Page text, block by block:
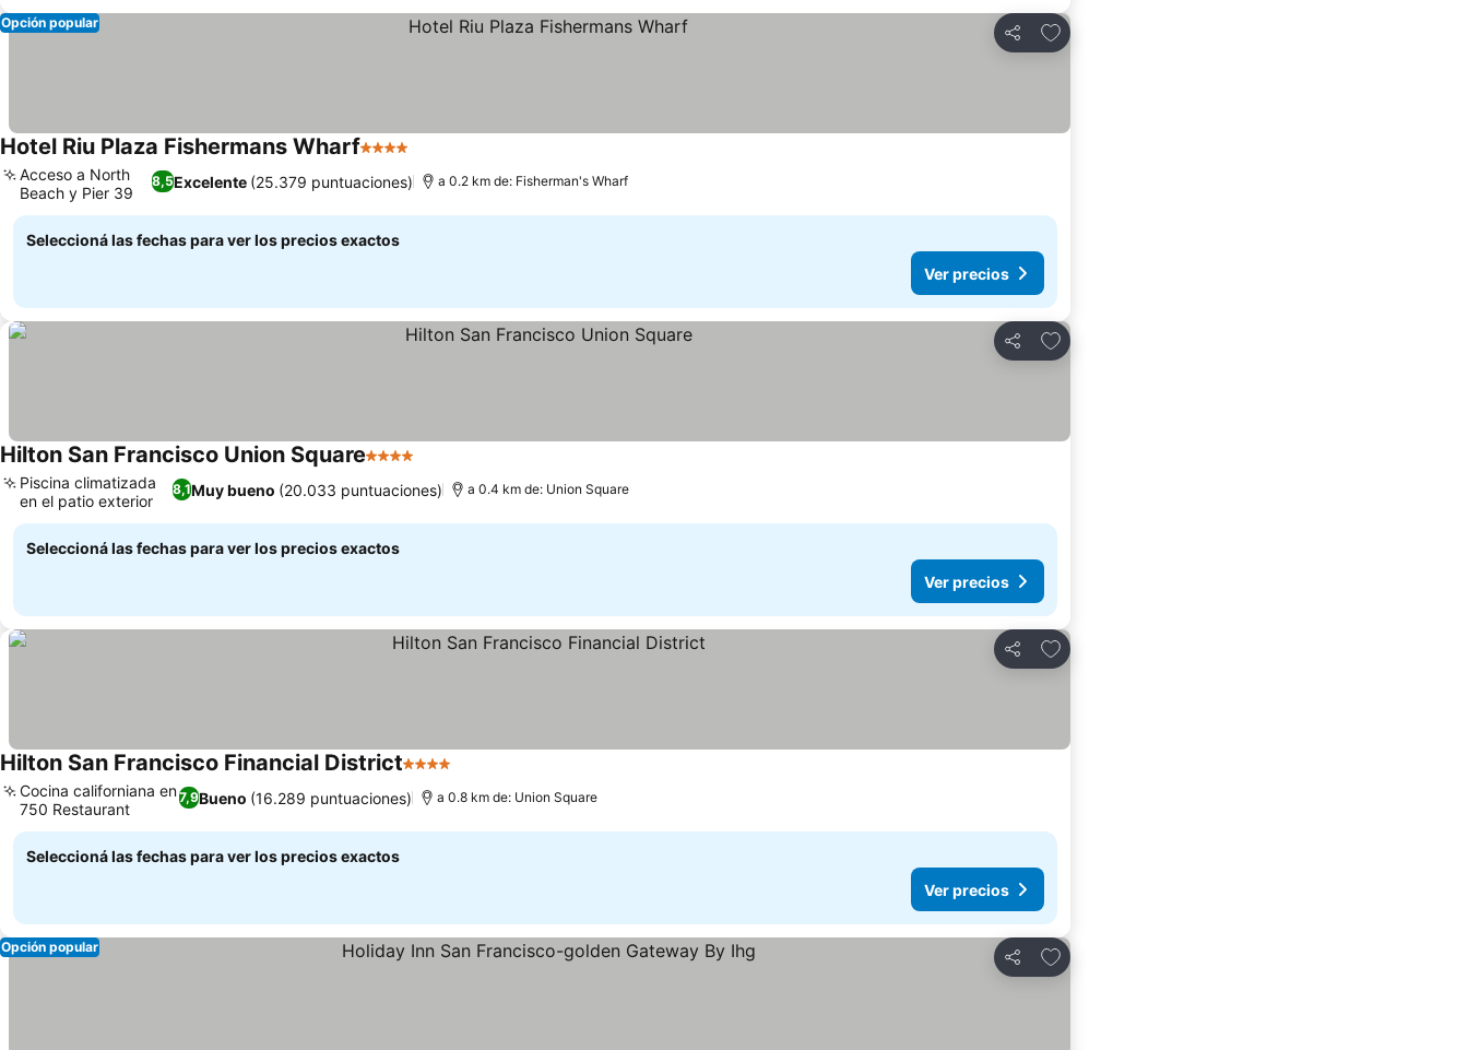
Compartir
Añadir a favoritos
Opción popular
Hotel Riu Plaza Fishermans Wharf4 Estrellas
8,5Excelente (25.379 puntuaciones)
Acceso a North
Beach y Pier 39
a 0.2 km de: Fisherman's Wharf
Seleccioná las fechas para ver los precios exactos
Ver precios
Compartir
Añadir a favoritos
Hilton San Francisco Union Square4 Estrellas
8,1Muy bueno (20.033 puntuaciones)
Piscina climatizada
en el patio exterior
a 0.4 km de: Union Square
Seleccioná las fechas para ver los precios exactos
Ver precios
Compartir
Añadir a favoritos
Hilton San Francisco Financial District4 Estrellas
7,9Bueno (16.289 puntuaciones)
Cocina californiana en
750 Restaurant
a 0.8 km de: Union Square
Seleccioná las fechas para ver los precios exactos
Ver precios
Compartir
Añadir a favoritos
Opción popular